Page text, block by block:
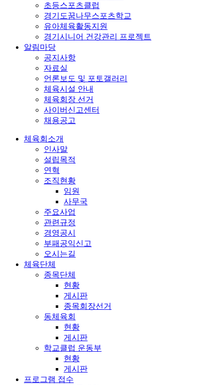
초등스포츠클럽
경기도꿈나무스포츠학교
유아체육활동지원
경기시니어 건강관리 프로젝트
알림마당
공지사항
자료실
언론보도 및 포토갤러리
체육시설 안내
체육회장 선거
사이버신고센터
채용공고
체육회소개
인사말
설립목적
연혁
조직현황
임원
사무국
주요사업
관련규정
경영공시
부패공익신고
오시는길
체육단체
종목단체
현황
게시판
종목회장선거
동체육회
현황
게시판
학교클럽 운동부
현황
게시판
프로그램 접수